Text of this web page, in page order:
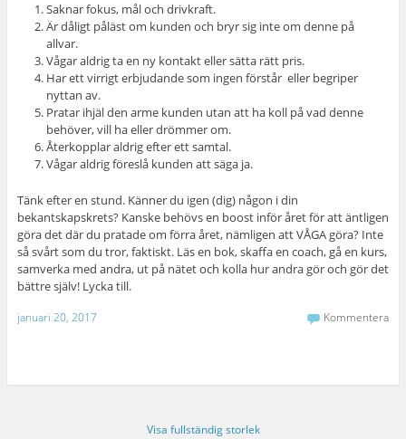
Saknar fokus, mål och drivkraft.
Är dåligt påläst om kunden och bryr sig inte om denne på
allvar.
Vågar aldrig ta en ny kontakt eller sätta rätt pris.
Har ett virrigt erbjudande som ingen förstår eller begriper
nyttan av.
Pratar ihjäl den arme kunden utan att ha koll på vad denne
behöver, vill ha eller drömmer om.
Återkopplar aldrig efter ett samtal.
Vågar aldrig föreslå kunden att säga ja.
Tänk efter en stund. Känner du igen (dig) någon i din
bekantskapskrets? Kanske behövs en boost inför året för att äntligen
göra det där du pratade om förra året, nämligen att VÅGA göra? Inte
så svårt som du tror, faktiskt. Läs en bok, skaffa en coach, gå en kurs,
samverka med andra, ut på nätet och kolla hur andra gör och gör det
bättre själv! Lycka till.
januari 20, 2017 Kommentera
Visa fullständig storlek